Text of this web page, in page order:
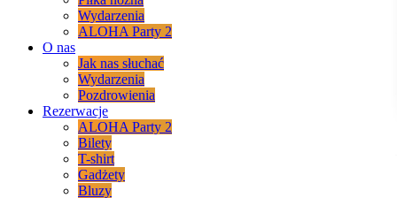
Wydarzenia
ALOHA Party 2
O nas
Jak nas słuchać
Wydarzenia
Pozdrowienia
Rezerwacje
ALOHA Party 2
Bilety
T-shirt
Gadżety
Bluzy